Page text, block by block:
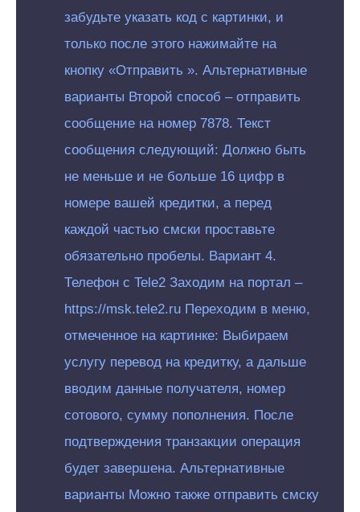
забудьте указать код с картинки, и
только после этого нажимайте на
кнопку «Отправить ». Альтернативные
варианты Второй способ – отправить
сообщение на номер 7878. Текст
сообщения следующий: Должно быть
не меньше и не больше 16 цифр в
номере вашей кредитки, а перед
каждой частью смски проставьте
обязательно пробелы. Вариант 4.
Телефон с Tele2 Заходим на портал –
https://msk.tele2.ru Переходим в меню,
отмеченное на картинке: Выбираем
услугу перевод на кредитку, а дальше
вводим данные получателя, номер
сотового, сумму пополнения. После
подтверждения транзакции операция
будет завершена. Альтернативные
варианты Можно также отправить смску